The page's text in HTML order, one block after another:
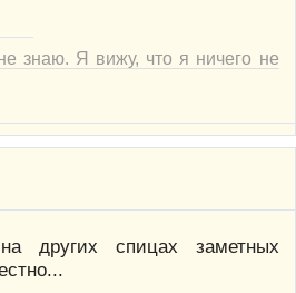
знаю. Я вижу, что я ничего не
других спицах заметных